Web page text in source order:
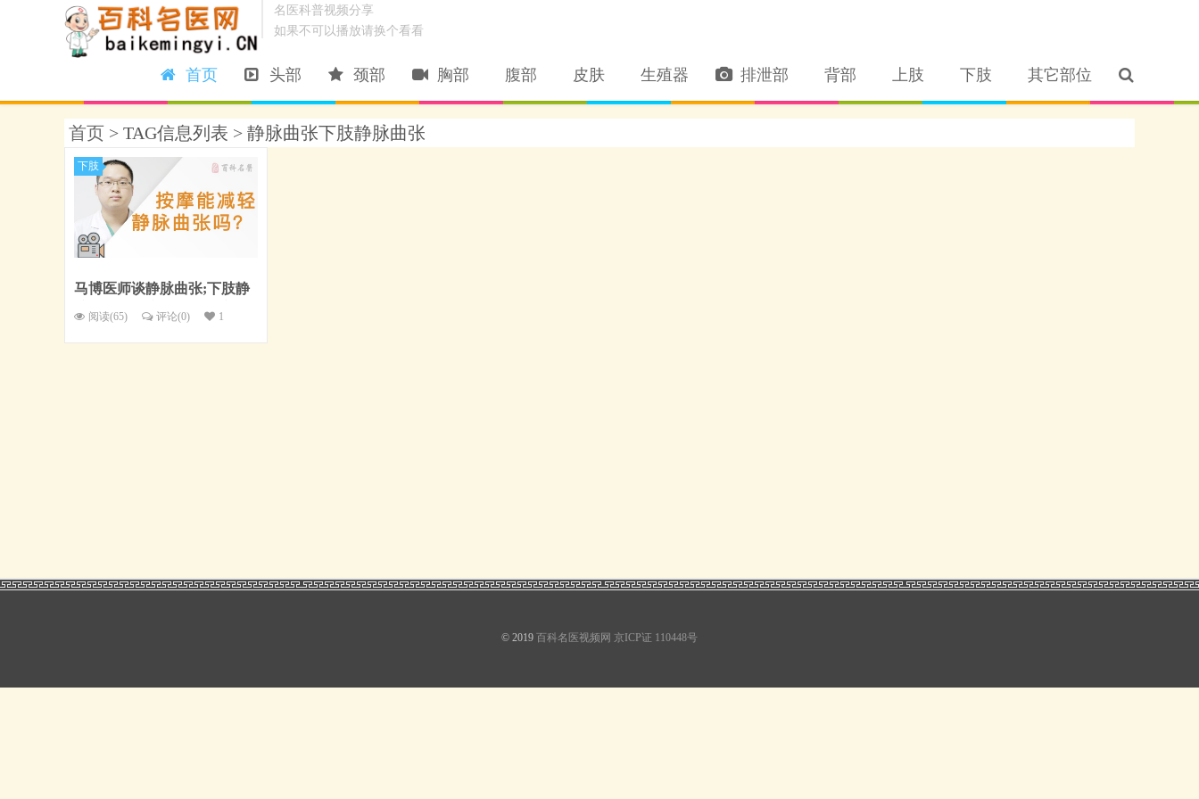
名医科普视频分享
如果不可以播放请换个看看
首页 头部 颈部 胸部 腹部 皮肤 生殖器 排泄部 背部 上肢 下肢 其它部位
首页 > TAG信息列表 > 静脉曲张下肢静脉曲张
下肢
马博医师谈静脉曲张;下肢静
脉曲张：按摩能减轻静脉曲
张吗？
阅读(65) 评论(0) 1
© 2019 百科名医视频网 京ICP证 110448号